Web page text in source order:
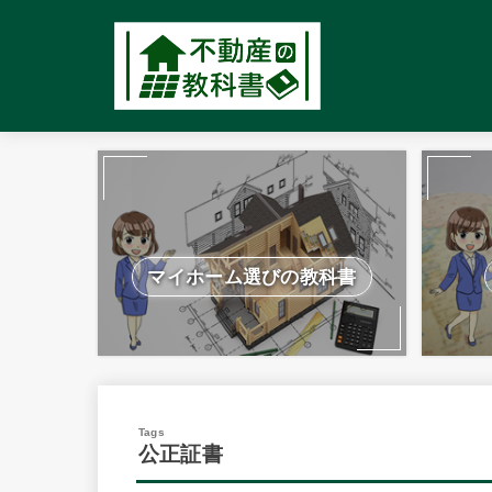
マイホーム選びの教科書
公正証書